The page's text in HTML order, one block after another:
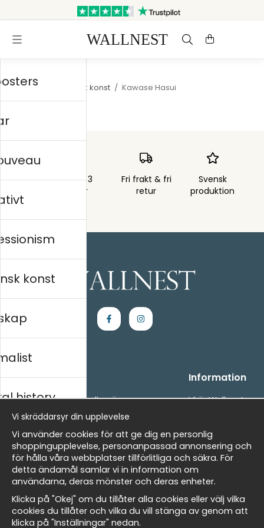
Skickas inom 3 arbetsdagar Gratis frakt & retur
Startsida Japansk konst / Kawase Hasui
Skickas inom 3
arbetsdagar
Fri frakt & fri
retur
Svensk
produktion
Handla
- Frågor? Vi hjälper dig gärna.
- När du handlar hos oss
- Returer och återbetalningar
- Leverans - enkelt, snabbt &amp; gratis
- Cookies på Wallnest
- Här hittar du dina sparade favoriter
Information
Vi är Wallnest
Nyhetsbrev
Få våra bästa erbjudanden och nyheter!
konst
history
Vi skräddarsyr din upplevelse
Vi använder cookies för att ge dig en personlig
shoppingupplevelse, personanpassad annonsering och
för hålla våra webbplatser tillförlitliga och säkra. För
detta ändamål samlar vi in information om
användarna, deras mönster och deras enheter.
Klicka på "Okej" om du tillåter alla cookies eller välj vilka
cookies du tillåter och vilka du vill stänga av genom att
klicka på "Inställningar" nedan.